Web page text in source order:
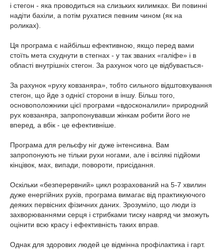
і стегон - яка проводиться на слизьких килимках. Ви повинні
надіти бахіли, а потім рухатися певним чином (як на
роликах).
Ця програма є найбільш ефективною, якщо перед вами
стоїть мета схуднути в стегнах - у так званих «галіфе» і в
області внутрішніх стегон. За рахунок чого це відбувається-
За рахунок «руху ковзаняра», тобто сильного відштовхування
стегон, що йде з однієї сторони в іншу. Більш того,
основоположники цієї програми «вдосконалили» природний
рух ковзаняра, запропонувавши жінкам робити його не
вперед, а вбік - це ефективніше.
Програма для рельєфу ніг дуже інтенсивна. Вам
запропонують не тільки рухи ногами, але і всілякі підйоми
кінцівок, мах, випади, повороти, присідання.
Оскільки «безперервний» цикл розрахований на 5-7 хвилин
дуже енергійних рухів, програма вимагає від практикуючого
деяких первісних фізичних даних. Зрозуміло, що люди із
захворюваннями серця і стрибками тиску навряд чи зможуть
оцінити всю красу і ефективність таких вправ.
Однак для здорових людей це відмінна профілактика і гарт.